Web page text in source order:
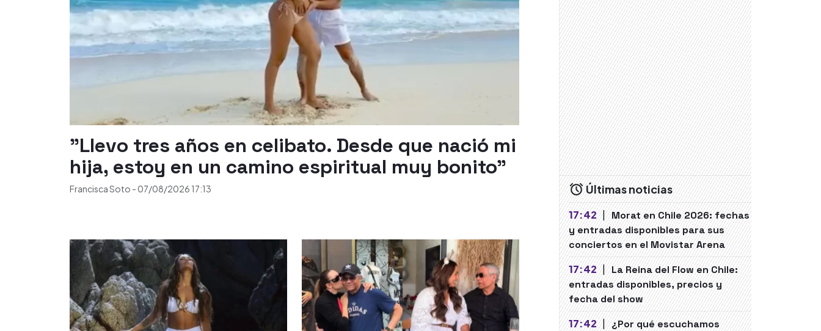
"Llevo tres años en celibato. Desde que nació mi
hija, estoy en un camino espiritual muy bonito"
Francisca Soto - 07/08/2026 17:13 Últimas noticias
17:42 | Morat en Chile 2026: fechas
y entradas disponibles para sus
conciertos en el Movistar Arena
17:42 | La Reina del Flow en Chile:
entradas disponibles, precios y
fecha del show
17:42 | ¿Por qué escuchamos